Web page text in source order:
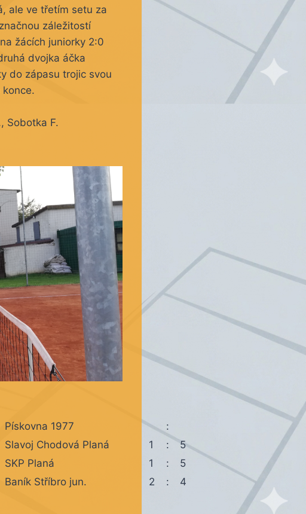
ale ve třetím setu za
záležitostí
žácích juniorky 2:0
dvojka áčka
do zápasu trojic svou
Sobotka F.
Pískovna 1977
:
Slavoj Chodová Planá 1 :
5
SKP Planá 1 :
5
Baník Stříbro jun. 2 : 4